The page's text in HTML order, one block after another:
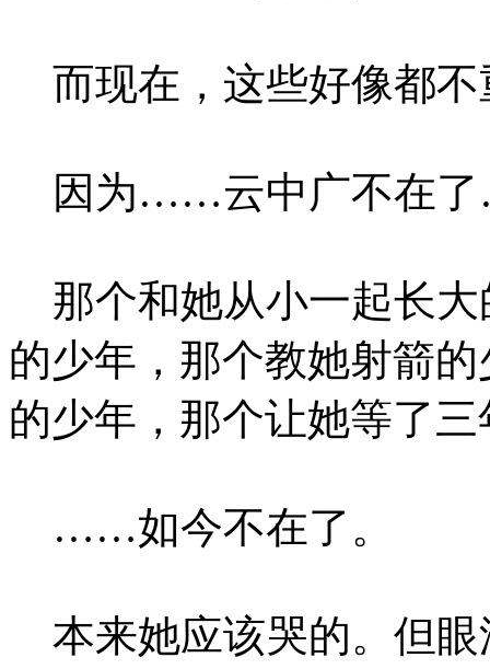
而现在，这些好像都不
因为……云中广不在
那个和她从小一起长大
的少年，那个教她射箭
的少年，那个让她等了
……如今不在了。
本来她应该哭的。但眼